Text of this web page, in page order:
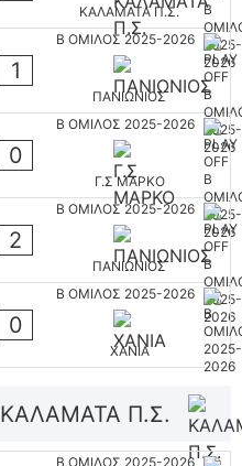
ΚΑΛΑΜΑΤΑ Π.Σ.
Β ΟΜΙΛΟΣ 2025-2026
1
ΠΑΝΙΩΝΙΟΣ
Β ΟΜΙΛΟΣ 2025-2026
0
Γ.Σ ΜΑΡΚΟ
Β ΟΜΙΛΟΣ 2025-2026
2
ΠΑΝΙΩΝΙΟΣ
Β ΟΜΙΛΟΣ 2025-2026
0
ΧΑΝΙΑ
ΚΑΛΑΜΑΤΑ Π.Σ.
Β ΟΜΙΛΟΣ 2025-2026